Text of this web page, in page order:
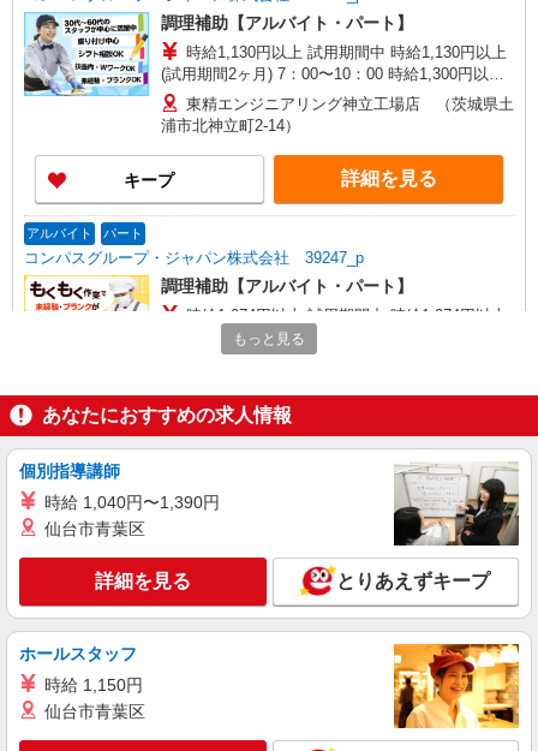
調理補助【アルバイト・パート】
時給1,130円以上 試用期間中 時給1,130円以上
(試用期間2ヶ月) 7：00〜10：00 時給1,300円以上
15：00〜18：45 時給1,400円以上 残業が発生した
場合、残業代を1分単位で別途支給します。
東精エンジニアリング神立工場店 （茨城県土
浦市北神立町2-14）
キープ 詳細を見る
アルバイト パート
コンパスグループ・ジャパン株式会社 39247_p
調理補助【アルバイト・パート】
時給1,074円以上 試用期間中 時給1,074円以上
(試用期間2ヶ月) 残業が発生した場合、残業代を1
分単位で別途支給します。
詳細を見る
アルバイト パート
コンパスグループ・ジャパン株式会社 21566_p
調理員【アルバイト・パート】
時給1,350円以上 試用期間中 時給1,350円以上
(試用期間2ヶ月) 残業が発生した場合、残業代を1
分単位で別途支給します。
東京精密土浦工場 （茨城県土浦市東中貫町
キープ 詳細を見る
もっと見る
あなたにおすすめの求人情報
個別指導講師
時給 1,040円〜1,390円
仙台市青葉区
詳細を見る とりあえずキープ
ホールスタッフ
時給 1,150円
仙台市青葉区